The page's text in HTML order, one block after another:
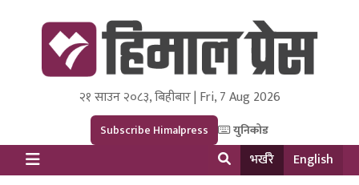
Himal Press
Dot NewsyNepal Media and Research Pvt Ltd.
२१ साउन २०८३, बिहीबार | Fri, 7 Aug 2026
Subscribe Himalpress युनिकोड
भर्खरै English